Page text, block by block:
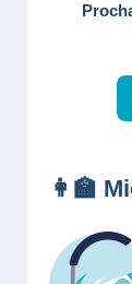
👩‍🏫